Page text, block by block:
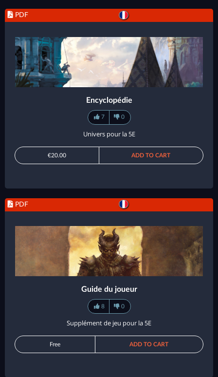
PDF
Encyclopédie
7 0
Univers pour la 5E
€20.00 ADD TO CART
PDF
Guide du joueur
8 0
Supplément de jeu pour la 5E
Free ADD TO CART